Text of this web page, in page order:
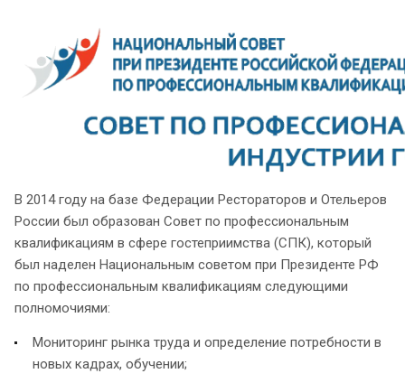
В 2014 году на базе Федерации Рестораторов и Отельеров
России был образован Совет по профессиональным
квалификациям в сфере гостеприимства (СПК), который
был наделен Национальным советом при Президенте РФ
по профессиональным квалификациям следующими
полномочиями:
Мониторинг рынка труда и определение потребности в
новых кадрах, обучении;